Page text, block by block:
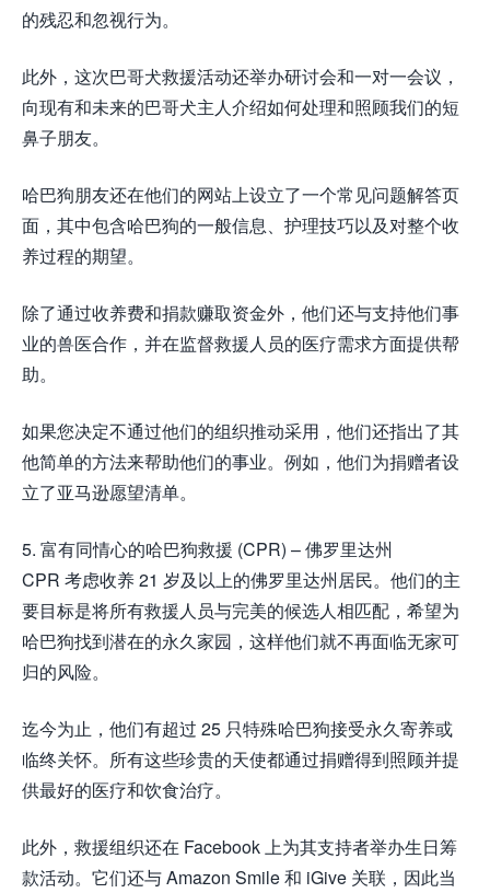
的残忍和忽视行为。
此外，这次巴哥犬救援活动还举办研讨会和一对一会议，
向现有和未来的巴哥犬主人介绍如何处理和照顾我们的短
鼻子朋友。
哈巴狗朋友还在他们的网站上设立了一个常见问题解答页
面，其中包含哈巴狗的一般信息、护理技巧以及对整个收
养过程的期望。
除了通过收养费和捐款赚取资金外，他们还与支持他们事
业的兽医合作，并在监督救援人员的医疗需求方面提供帮
助。
如果您决定不通过他们的组织推动采用，他们还指出了其
他简单的方法来帮助他们的事业。例如，他们为捐赠者设
立了亚马逊愿望清单。
5. 富有同情心的哈巴狗救援 (CPR) – 佛罗里达州
CPR 考虑收养 21 岁及以上的佛罗里达州居民。他们的主
要目标是将所有救援人员与完美的候选人相匹配，希望为
哈巴狗找到潜在的永久家园，这样他们就不再面临无家可
归的风险。
迄今为止，他们有超过 25 只特殊哈巴狗接受永久寄养或
临终关怀。所有这些珍贵的天使都通过捐赠得到照顾并提
供最好的医疗和饮食治疗。
此外，救援组织还在 Facebook 上为其支持者举办生日筹
款活动。它们还与 Amazon Smile 和 iGive 关联，因此当